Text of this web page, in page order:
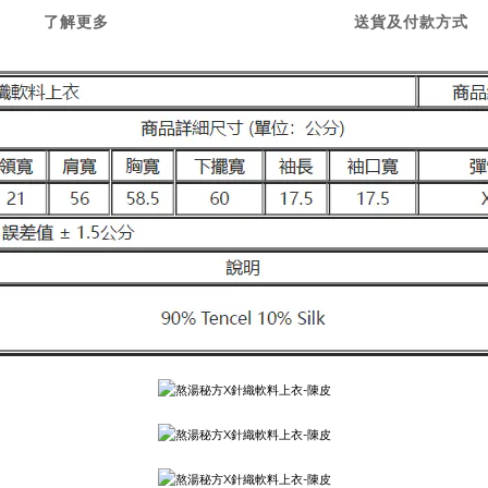
了解更多 送貨及付款方式